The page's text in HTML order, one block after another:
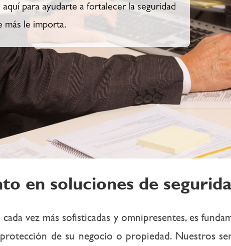
para ayudarte a fortalecer la seguridad
más le importa.
en soluciones de
cada vez más sofisticadas y omnipresentes, es
de su negocio o propiedad. Nuestros